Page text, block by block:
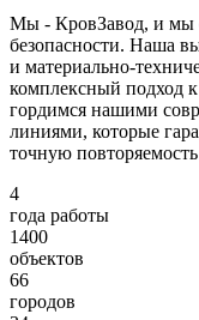
Мы - КровЗавод, и мы
безопасности. Наша
и материально-
комплексный подход
гордимся нашими
линиями, которые
точную
4
года работы
1400
объектов
66
городов